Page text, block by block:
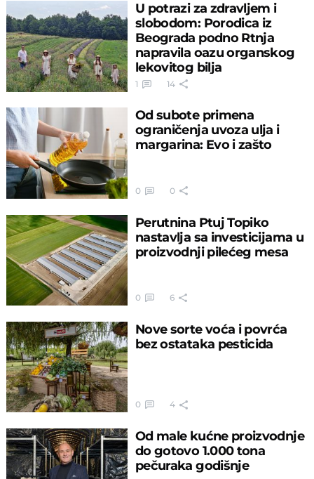
U potrazi za zdravljem i
slobodom: Porodica iz
Beograda podno Rtnja
napravila oazu organskog
lekovitog bilja
1 14
Od subote primena
ograničenja uvoza ulja i
margarina: Evo i zašto
0 0
Perutnina Ptuj Topiko
nastavlja sa investicijama u
proizvodnji pilećeg mesa
0 6
Nove sorte voća i povrća
bez ostataka pesticida
0 4
Od male kućne proizvodnje
do gotovo 1.000 tona
pečuraka godišnje